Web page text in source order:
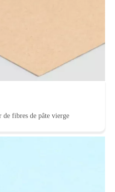
fibres de pâte vierge